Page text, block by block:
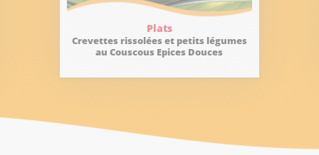
Plats
Crevettes rissolées et petits légumes
au Couscous Epices Douces